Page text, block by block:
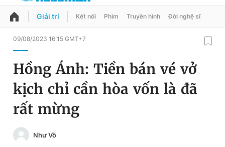
QUẢNG CÁO
Chuyên mục
Chuyên mục khác
Chào ngày mới
Đổi mật khẩu
Tin đã lưu
Giải trí Kết nối Phim Truyền hình Đời nghệ sĩ
09/08/2023 16:15 GMT+7
Hồng Ánh: Tiền bán vé vở
kịch chỉ cần hòa vốn là đã
rất mừng
Như Võ